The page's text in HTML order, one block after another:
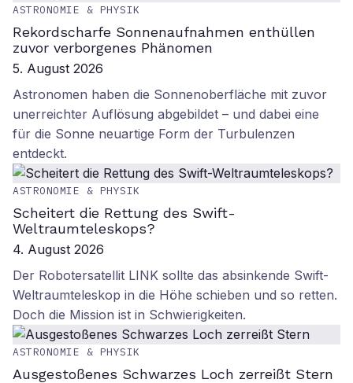
ASTRONOMIE & PHYSIK
Rekordscharfe Sonnenaufnahmen enthüllen
zuvor verborgenes Phänomen
5. August 2026
Astronomen haben die Sonnenoberfläche mit zuvor
unerreichter Auflösung abgebildet – und dabei eine
für die Sonne neuartige Form der Turbulenzen
entdeckt.
ASTRONOMIE & PHYSIK
Scheitert die Rettung des Swift-
Weltraumteleskops?
4. August 2026
Der Robotersatellit LINK sollte das absinkende Swift-
Weltraumteleskop in die Höhe schieben und so retten.
Doch die Mission ist in Schwierigkeiten.
ASTRONOMIE & PHYSIK
Ausgestoßenes Schwarzes Loch zerreißt Stern